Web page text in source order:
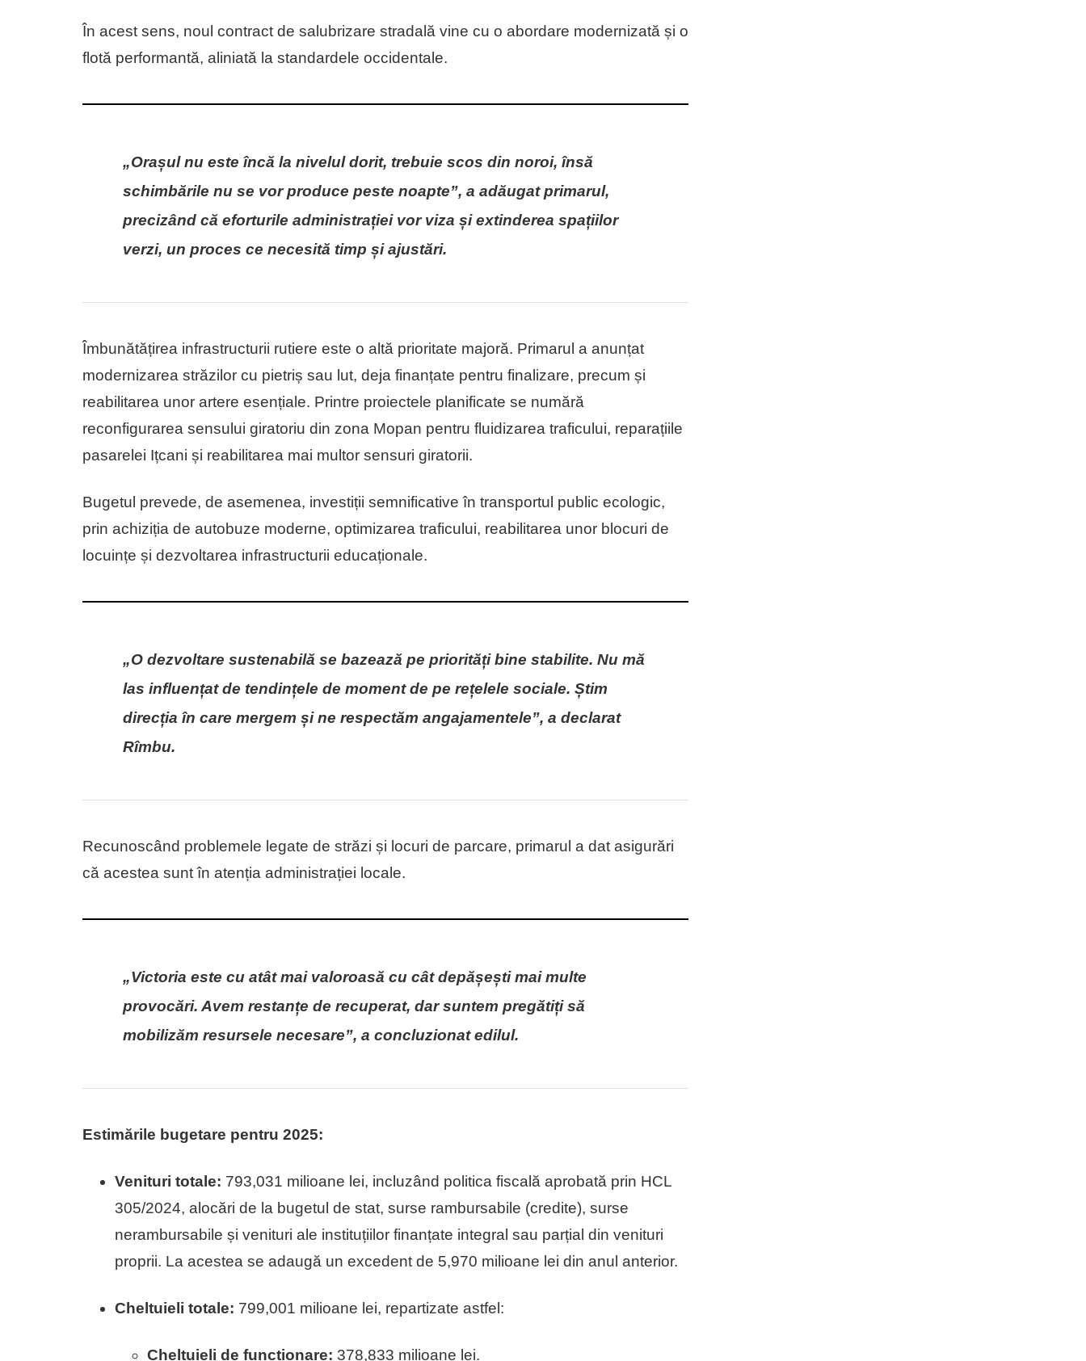
În acest sens, noul contract de salubrizare stradală vine cu o abordare modernizată și o
flotă performantă, aliniată la standardele occidentale.
„Orașul nu este încă la nivelul dorit, trebuie scos din noroi, însă
schimbările nu se vor produce peste noapte”, a adăugat primarul,
precizând că eforturile administrației vor viza și extinderea spațiilor
verzi, un proces ce necesită timp și ajustări.
Îmbunătățirea infrastructurii rutiere este o altă prioritate majoră. Primarul a anunțat
modernizarea străzilor cu pietriș sau lut, deja finanțate pentru finalizare, precum și
reabilitarea unor artere esențiale. Printre proiectele planificate se numără
reconfigurarea sensului giratoriu din zona Mopan pentru fluidizarea traficului, reparațiile
pasarelei Ițcani și reabilitarea mai multor sensuri giratorii.
Bugetul prevede, de asemenea, investiții semnificative în transportul public ecologic,
prin achiziția de autobuze moderne, optimizarea traficului, reabilitarea unor blocuri de
locuințe și dezvoltarea infrastructurii educaționale.
„O dezvoltare sustenabilă se bazează pe priorități bine stabilite. Nu mă
las influențat de tendințele de moment de pe rețelele sociale. Știm
direcția în care mergem și ne respectăm angajamentele”, a declarat
Rîmbu.
Recunoscând problemele legate de străzi și locuri de parcare, primarul a dat asigurări
că acestea sunt în atenția administrației locale.
„Victoria este cu atât mai valoroasă cu cât depășești mai multe
provocări. Avem restanțe de recuperat, dar suntem pregătiți să
mobilizăm resursele necesare”, a concluzionat edilul.
Estimările bugetare pentru 2025:
Venituri totale: 793,031 milioane lei, incluzând politica fiscală aprobată prin HCL
305/2024, alocări de la bugetul de stat, surse rambursabile (credite), surse
nerambursabile și venituri ale instituțiilor finanțate integral sau parțial din venituri
proprii. La acestea se adaugă un excedent de 5,970 milioane lei din anul anterior.
Cheltuieli totale: 799,001 milioane lei, repartizate astfel:
Cheltuieli de funcționare: 378,833 milioane lei.